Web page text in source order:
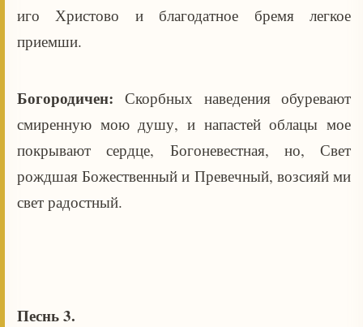
иго Христово и благодатное бремя легкое
приемши.
Богородичен:Скорбных наведения обуревают
смиренную мою душу, и напастей облацы мое
покрывают сердце, Богоневестная, но, Свет
рождшая Божественный и Превечный, возсияй ми
свет радостный.
Песнь 3.